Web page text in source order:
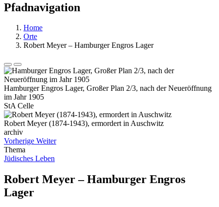
Pfadnavigation
Home
Orte
Robert Meyer – Hamburger Engros Lager
Hamburger Engros Lager, Großer Plan 2/3, nach der Neueröffnung
im Jahr 1905
StA Celle
Robert Meyer (1874-1943), ermordert in Auschwitz
archiv
Vorherige Weiter
Thema
Jüdisches Leben
Robert Meyer – Hamburger Engros
Lager